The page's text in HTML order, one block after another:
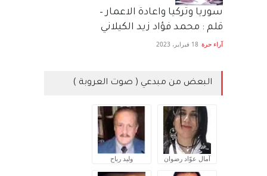
سوريا وتركيا واعادة الاعمار –
قلم : محمد فؤاد زيد الكيلاني
آراء حرة 18 فبراير، 2023
البعض من مبدعي ( صوت العروبة )
آمال عوّاد رضوان وليد رباح